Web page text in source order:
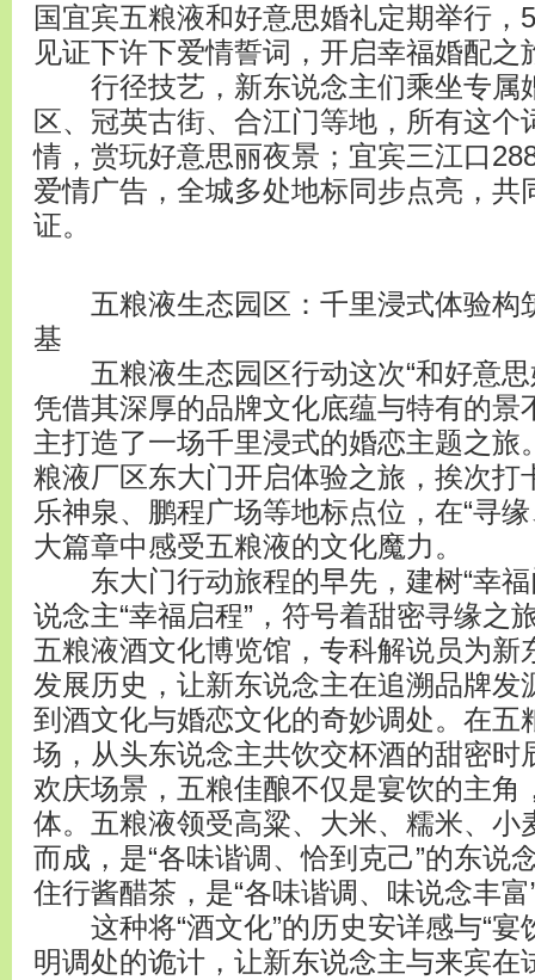
国宜宾五粮液和好意思婚礼定期举行，
见证下许下爱情誓词，开启幸福婚配之
行径技艺，新东说念主们乘坐专属
区、冠英古街、合江门等地，所有这个
情，赏玩好意思丽夜景；宜宾三江口
爱情广告，全城多处地标同步点亮，共
证。
五粮液生态园区：千里浸式体验构
基
五粮液生态园区行动这次“和好意思
凭借其深厚的品牌文化底蕴与特有的景
主打造了一场千里浸式的婚恋主题之旅
粮液厂区东大门开启体验之旅，挨次打
乐神泉、鹏程广场等地标点位，在“寻
大篇章中感受五粮液的文化魔力。
东大门行动旅程的早先，建树“幸福
说念主“幸福启程”，符号着甜密寻缘之
五粮液酒文化博览馆，专科解说员为新
发展历史，让新东说念主在追溯品牌发
到酒文化与婚恋文化的奇妙调处。在五
场，从头东说念主共饮交杯酒的甜密时
欢庆场景，五粮佳酿不仅是宴饮的主角
体。五粮液领受高粱、大米、糯米、小
而成，是“各味谐调、恰到克己”的东说
住行酱醋茶，是“各味谐调、味说念丰
这种将“酒文化”的历史安详感与“宴
明调处的诡计，让新东说念主与来宾在